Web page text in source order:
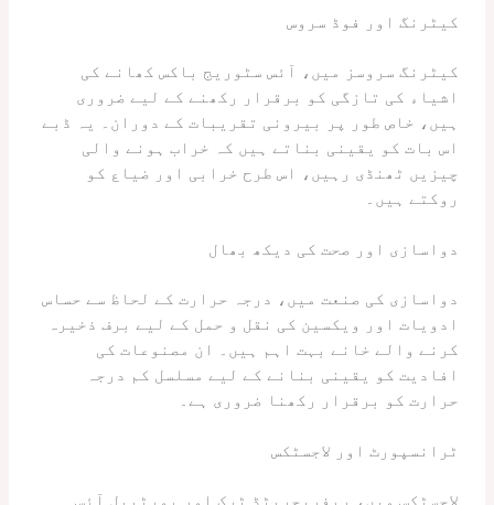
کیٹرنگ اور فوڈ سروس
کیٹرنگ سروسز میں، آئس سٹوریج باکس کھانے کی
اشیاء کی تازگی کو برقرار رکھنے کے لیے ضروری
ہیں، خاص طور پر بیرونی تقریبات کے دوران۔ یہ ڈبے
اس بات کو یقینی بناتے ہیں کہ خراب ہونے والی
چیزیں ٹھنڈی رہیں، اس طرح خرابی اور ضیاع کو
روکتے ہیں۔
دواسازی اور صحت کی دیکھ بھال
دواسازی کی صنعت میں، درجہ حرارت کے لحاظ سے حساس
ادویات اور ویکسین کی نقل و حمل کے لیے برف ذخیرہ
کرنے والے خانے بہت اہم ہیں۔ ان مصنوعات کی
افادیت کو یقینی بنانے کے لیے مسلسل کم درجہ
حرارت کو برقرار رکھنا ضروری ہے۔
ٹرانسپورٹ اور لاجسٹکس
لاجسٹکس میں، ریفریجریٹڈ ٹرک اور پورٹیبل آئس